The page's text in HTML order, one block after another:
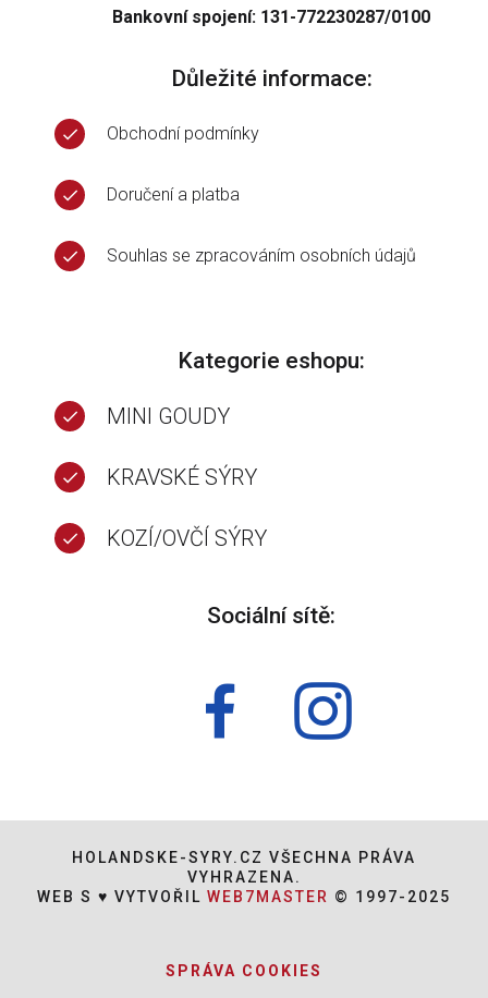
Bankovní spojení: 131-772230287/0100
Důležité informace:
Obchodní podmínky
Doručení a platba
Souhlas se zpracováním osobních údajů
Kategorie eshopu:
MINI GOUDY
KRAVSKÉ SÝRY
KOZÍ/OVČÍ SÝRY
Sociální sítě:
HOLANDSKE-SYRY.CZ VŠECHNA PRÁVA
VYHRAZENA.
WEB S ♥ VYTVOŘIL WEB7MASTER © 1997-2025
SPRÁVA COOKIES